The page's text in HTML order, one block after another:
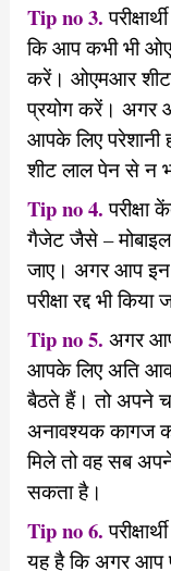
Tip no 3.
कि आप कभी भी
करें। ओएमआर शीट
प्रयोग करें। अगर
आपके लिए
शीट लाल पेन से न
Tip no 4. परीक्षा
गैजेट जैसे –
जाए। अगर आप
परीक्षा रद्द भी
Tip no 5. अगर आप
आपके लिए अति
बैठते हैं। तो अपने
अनावश्यक कागज
मिले तो वह सब
सकता है।
Tip no 6.
यह है कि अगर आप